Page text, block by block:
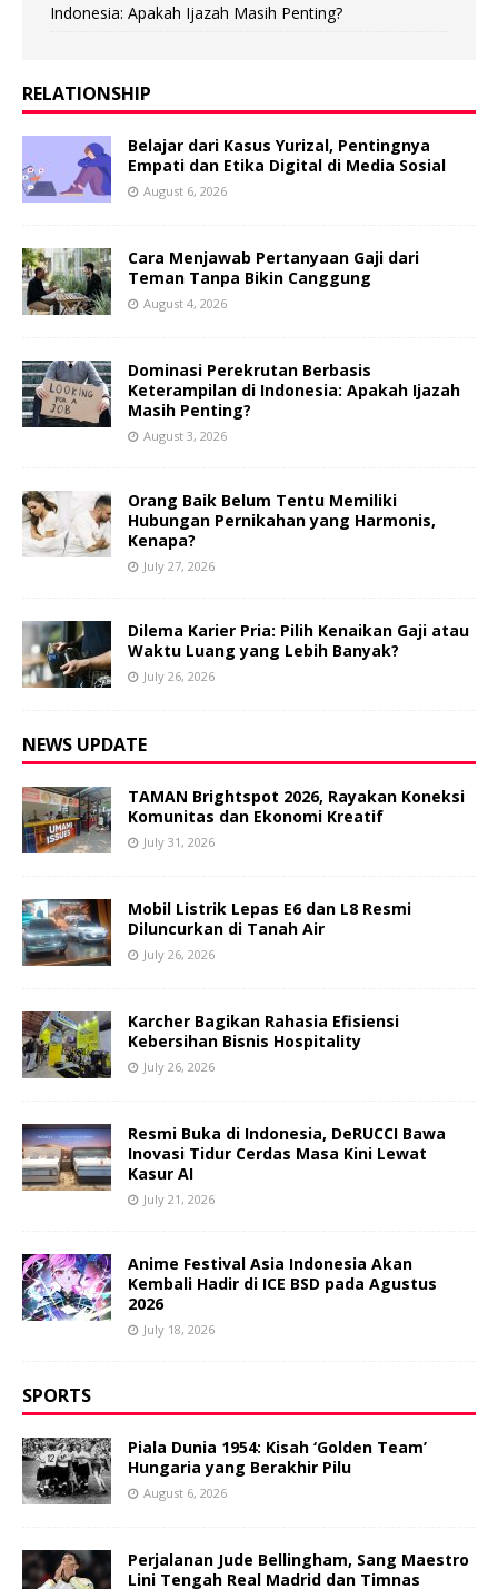
Indonesia: Apakah Ijazah Masih Penting?
RELATIONSHIP
Belajar dari Kasus Yurizal, Pentingnya
Empati dan Etika Digital di Media Sosial
August 6, 2026
Cara Menjawab Pertanyaan Gaji dari
Teman Tanpa Bikin Canggung
August 4, 2026
Dominasi Perekrutan Berbasis
Keterampilan di Indonesia: Apakah Ijazah
Masih Penting?
August 3, 2026
Orang Baik Belum Tentu Memiliki
Hubungan Pernikahan yang Harmonis,
Kenapa?
July 27, 2026
Dilema Karier Pria: Pilih Kenaikan Gaji atau
Waktu Luang yang Lebih Banyak?
July 26, 2026
NEWS UPDATE
TAMAN Brightspot 2026, Rayakan Koneksi
Komunitas dan Ekonomi Kreatif
July 31, 2026
Mobil Listrik Lepas E6 dan L8 Resmi
Diluncurkan di Tanah Air
July 26, 2026
Karcher Bagikan Rahasia Efisiensi
Kebersihan Bisnis Hospitality
July 26, 2026
Resmi Buka di Indonesia, DeRUCCI Bawa
Inovasi Tidur Cerdas Masa Kini Lewat
Kasur AI
July 21, 2026
Anime Festival Asia Indonesia Akan
Kembali Hadir di ICE BSD pada Agustus
2026
July 18, 2026
SPORTS
Piala Dunia 1954: Kisah ‘Golden Team’
Hungaria yang Berakhir Pilu
August 6, 2026
Perjalanan Jude Bellingham, Sang Maestro
Lini Tengah Real Madrid dan Timnas